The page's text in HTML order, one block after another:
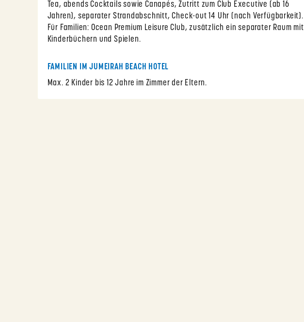
Tea, abends Cocktails sowie Canapés, Zutritt zum Club Executive (ab 16
Jahren), separater Strandabschnitt, Check-out 14 Uhr (nach Verfügbarkeit).
Für Familien: Ocean Premium Leisure Club, zusätzlich ein separater Raum mit
Kinderbüchern und Spielen.
FAMILIEN IM JUMEIRAH BEACH HOTEL
Max. 2 Kinder bis 12 Jahre im Zimmer der Eltern.